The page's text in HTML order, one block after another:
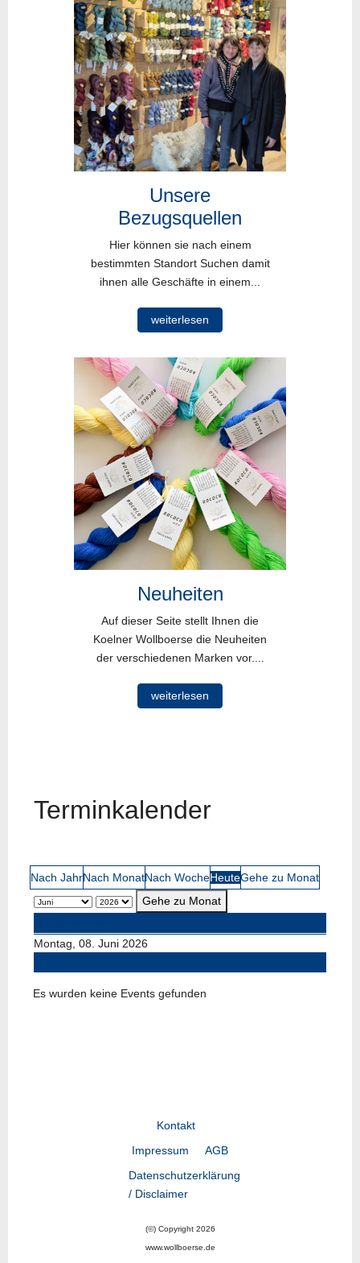
Unsere
Bezugsquellen
Hier können sie nach einem
bestimmten Standort Suchen damit
ihnen alle Geschäfte in einem...
weiterlesen
Neuheiten
Auf dieser Seite stellt Ihnen die
Koelner Wollboerse die Neuheiten
der verschiedenen Marken vor....
weiterlesen
Terminkalender
Nach JahrNach MonatNach WocheHeuteGehe zu Monat
Gehe zu Monat
Montag, 08. Juni 2026
Es wurden keine Events gefunden
Kontakt
Impressum
AGB
Datenschutzerklärung
/ Disclaimer
(©) Copyright 2026
www.wollboerse.de